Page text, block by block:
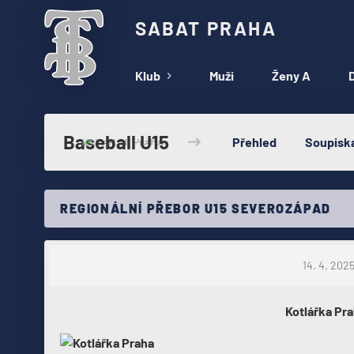
SABAT PRAHA
Klub Muži Ženy A
Baseball U15 Přehled
REGIONÁLNÍ PŘEBOR U15 SEVEROZÁPAD
14. 4.
Kotlářka